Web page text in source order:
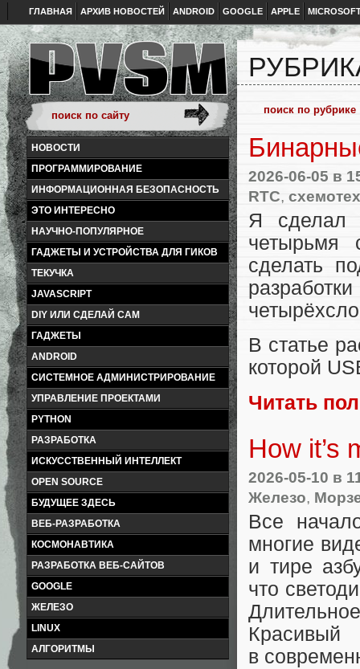
ГЛАВНАЯ АРХИВ НОВОСТЕЙ ANDROID GOOGLE APPLE
НОВОСТИ
ПРОГРАММИРОВАНИЕ
ИНФОРМАЦИОННАЯ БЕЗОПАСНОСТЬ
ЭТО ИНТЕРЕСНО
НАУЧНО-ПОПУЛЯРНОЕ
ГАДЖЕТЫ И УСТРОЙСТВА ДЛЯ ГИКОВ
ТЕКУЧКА
JAVASCRIPT
DIY ИЛИ СДЕЛАЙ САМ
ГАДЖЕТЫ
ANDROID
СИСТЕМНОЕ АДМИНИСТРИРОВАНИЕ
УПРАВЛЕНИЕ ПРОЕКТАМИ
PYTHON
РАЗРАБОТКА
ИСКУССТВЕННЫЙ ИНТЕЛЛЕКТ
OPEN SOURCE
БУДУЩЕЕ ЗДЕСЬ
ВЕБ-РАЗРАБОТКА
КОСМОНАВТИКА
РАЗРАБОТКА ВЕБ-САЙТОВ
GOOGLE
ЖЕЛЕЗО
LINUX
АЛГОРИТМЫ
2026-06-05 в
RTC,
Я сделал
четырьмя
сделать
В статье
которой
Читать
How it’s
2026-05-10 в
Железо,
Все
многие
и тире
что
в